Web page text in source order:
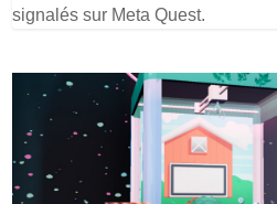
signalés sur Meta Quest.